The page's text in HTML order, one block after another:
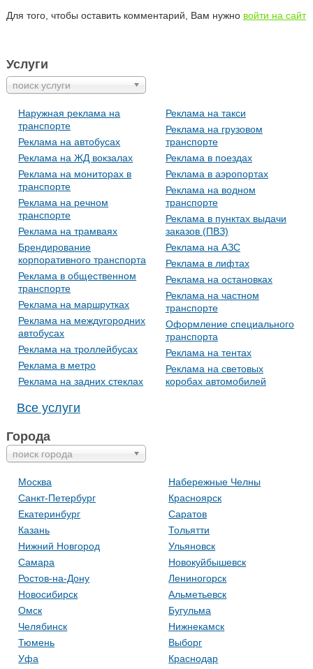
Для того, чтобы оставить комментарий, Вам нужно войти на сайт
Услуги
поиск услуги
Наружная реклама на
транспорте
Реклама на автобусах
Реклама на ЖД вокзалах
Реклама на мониторах в
транспорте
Реклама на речном
транспорте
Реклама на трамваях
Брендирование
корпоративного транспорта
Реклама в общественном
транспорте
Реклама на маршрутках
Реклама на междугородних
автобусах
Реклама на троллейбусах
Реклама в метро
Реклама на задних стеклах
Реклама на такси
Реклама на грузовом
транспорте
Реклама в поездах
Реклама в аэропортах
Реклама на водном
транспорте
Реклама в пунктах выдачи
заказов (ПВЗ)
Реклама на АЗС
Реклама в лифтах
Реклама на остановках
Реклама на частном
транспорте
Оформление специального
транспорта
Реклама на тентах
Реклама на световых
коробах автомобилей
Все услуги
Города
поиск города
Москва
Санкт-Петербург
Екатеринбург
Казань
Нижний Новгород
Самара
Ростов-на-Дону
Новосибирск
Омск
Челябинск
Тюмень
Уфа
Набережные Челны
Красноярск
Саратов
Тольятти
Ульяновск
Новокуйбышевск
Лениногорск
Альметьевск
Бугульма
Нижнекамск
Выборг
Краснодар